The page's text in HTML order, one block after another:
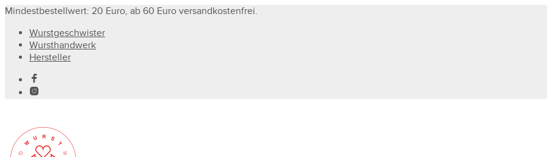
Mindestbestellwert: 20 Euro, ab 60 Euro versandkostenfrei.
Wurstgeschwister
Wursthandwerk
Hersteller